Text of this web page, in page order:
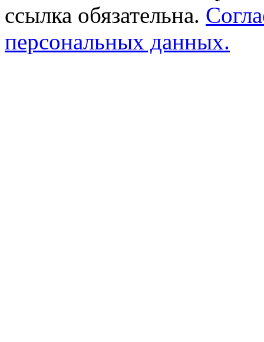
ссылка обязательна.
персональных данных.